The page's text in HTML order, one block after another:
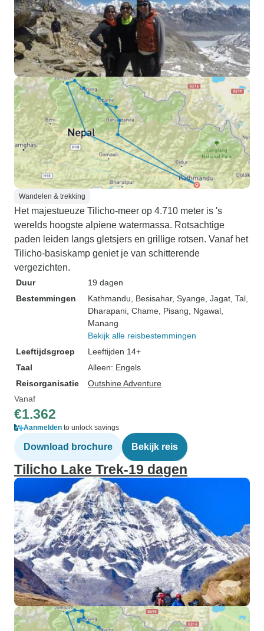
Wandelen & trekking
Het majestueuze Tilicho-meer op 4.710 meter is 's
werelds hoogste alpiene watermassa. Rotsachtige
paden leiden langs gletsjers en grillige rotsen. Vanaf het
Tilicho-basiskamp geniet je van schitterende
vergezichten.
Duur
19 dagen
Bestemmingen
Kathmandu , Besisahar, Syange , Jagat , Tal
Dharapani , Chame , Pisang , Ngawal
Manang
Bekijk alle reisbestemmingen
Leeftijdsgroep
Leeftijden 14+
Taal
Alleen: Engels
Reisorganisatie
Outshine Adventure
Vanaf
€1.362
Aanmelden to unlock savings
Download brochure Bekijk reis
Tilicho Lake Trek-19 dagen